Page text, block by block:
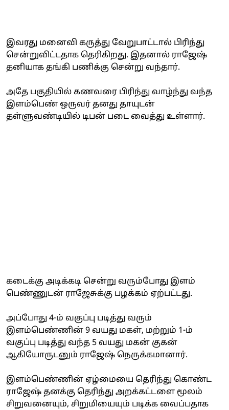
இவரது மனைவி கருத்து வேறுபாட்டால் பிரிந்து
சென்றுவிட்டதாக தெரிகிறது. இதனால் ராஜேஷ்
தனியாக தங்கி பணிக்கு சென்று வந்தார்.
அதே பகுதியில் கணவரை பிரிந்து வாழ்ந்து வந்த
இளம்பெண் ஒருவர் தனது தாயுடன்
தள்ளுவண்டியில் டிபன் படை வைத்து உள்ளார்.
கடைக்கு அடிக்கடி சென்று வரும்போது இளம்
பெண்ணுடன் ராஜேசுக்கு பழக்கம் ஏற்பட்டது.
அப்போது 4-ம் வகுப்பு படித்து வரும்
இளம்பெண்ணின் 9 வயது மகள், மற்றும் 1-ம்
வகுப்பு படித்து வந்த 5 வயது மகன் குகன்
ஆகியோருடனும் ராஜேஷ் நெருக்கமானார்.
இளம்பெண்ணின் ஏழ்மையை தெரிந்து கொண்ட
ராஜேஷ் தனக்கு தெரிந்து அறக்கட்டளை மூலம்
சிறுவனையும், சிறுமியையும் படிக்க வைப்பதாக